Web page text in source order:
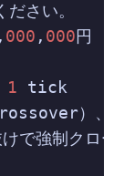
さい。
, 000 , 000円
1 tick
）、
けで強制クロー